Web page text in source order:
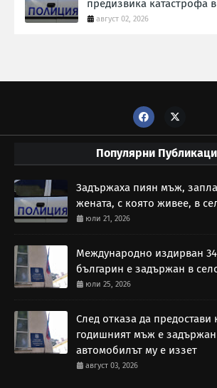
предизвика катастрофа
август 02, 2026
Популярни
Задържаха пиян мъж,
жената, с която живее, в
юли 21, 2026
Международно издирван
българин е задържан в
юли 25, 2026
След отказа да
годишният мъж е задържан
автомобилът му е иззет
август 03, 2026